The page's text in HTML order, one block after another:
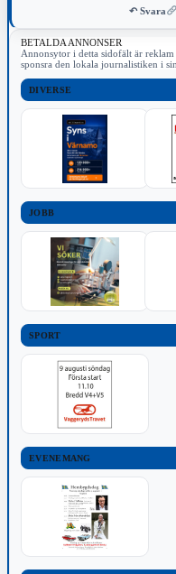
↶ Svara
BETALDA ANNONSER
Annonsytor i detta sidofält är
sponsra den lokala journalistiken i
DIVERSE
JOBB
SPORT
EVENEMANG